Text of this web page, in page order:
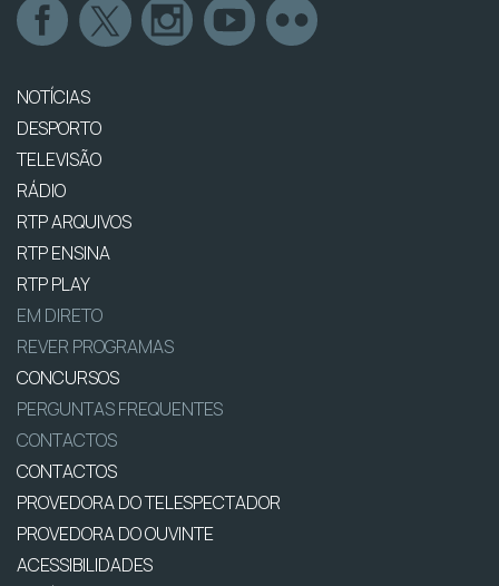
NOTÍCIAS
DESPORTO
TELEVISÃO
RÁDIO
RTP ARQUIVOS
RTP ENSINA
RTP PLAY
EM DIRETO
REVER PROGRAMAS
CONCURSOS
PERGUNTAS FREQUENTES
CONTACTOS
CONTACTOS
PROVEDORA DO TELESPECTADOR
PROVEDORA DO OUVINTE
ACESSIBILIDADES